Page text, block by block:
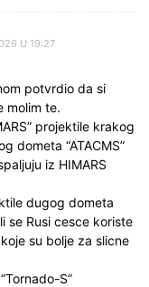
U 19:27
potvrdio da si
molim te.
projektile krakog
dometa “ATACMS”
iz HIMARS
dugog dometa
se Rusi cesce koriste
su bolje za slicne
S”